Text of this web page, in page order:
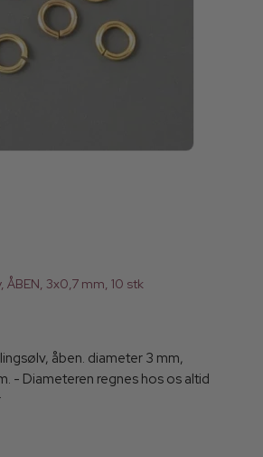
3x0,7 mm, 10 stk
åben. diameter 3 mm,
- Diameteren regnes hos os altid